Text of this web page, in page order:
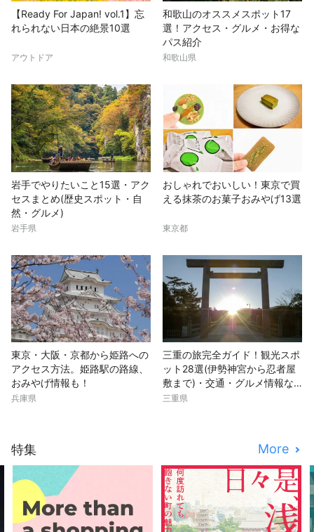
【Ready For Japan! vol.1】忘
れられない日本の絶景10選
アウトドア
和歌山のオススメスポット17
選！アクセス・グルメ・お得な
パス紹介
和歌山県
岩手でやりたいこと15選・アク
セスまとめ(歴史スポット・自
然・グルメ)
岩手県
おしゃれでおいしい！東京で買
える抹茶のお菓子おみやげ13選
東京都
東京・大阪・京都から姫路への
アクセス方法。姫路駅の路線、
おみやげ情報も！
兵庫県
三重の旅完全ガイド！観光スポ
ット28選(伊勢神宮から忍者屋
敷まで)・交通・グルメ情報な
ど
三重県
特集 More